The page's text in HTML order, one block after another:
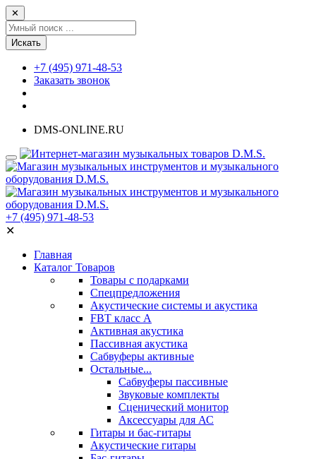
✕
Искать
+7 (495) 971-48-53
Заказать звонок
DMS-ONLINE.RU
+7 (495) 971-48-53
✕
Главная
Каталог Товаров
Товары с подарками
Спецпредложения
Акустические системы и акустика
FBT класс А
Активная акустика
Пассивная акустика
Сабвуферы активные
Остальные...
Сабвуферы пассивные
Звуковые комплекты
Сценический монитор
Аксессуары для АС
Гитары и бас-гитары
Акустические гитары